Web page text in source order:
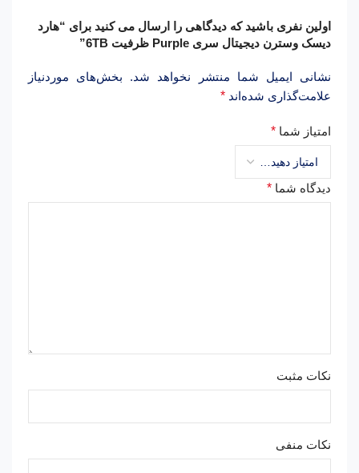
اولین نفری باشید که دیدگاهی را ارسال می کنید برای “هارد
دیسک وسترن دیجیتال سری Purple ظرفیت 6TB”
نشانی ایمیل شما منتشر نخواهد شد.
بخش‌های موردنیاز
علامت‌گذاری شده‌اند *
امتیاز شما *
دیدگاه شما *
نکات مثبت
نکات منفی